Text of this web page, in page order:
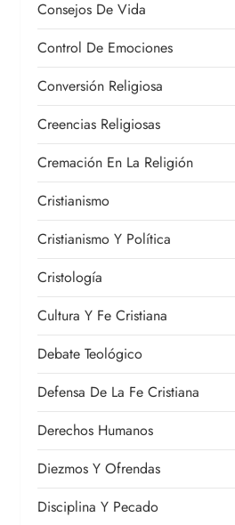
Consejos De Vida
Control De Emociones
Conversión Religiosa
Creencias Religiosas
Cremación En La Religión
Cristianismo
Cristianismo Y Política
Cristología
Cultura Y Fe Cristiana
Debate Teológico
Defensa De La Fe Cristiana
Derechos Humanos
Diezmos Y Ofrendas
Disciplina Y Pecado